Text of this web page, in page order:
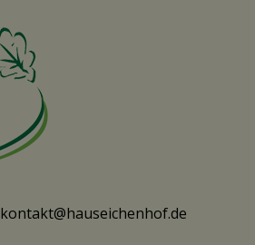
kontakt@hauseichenhof.de